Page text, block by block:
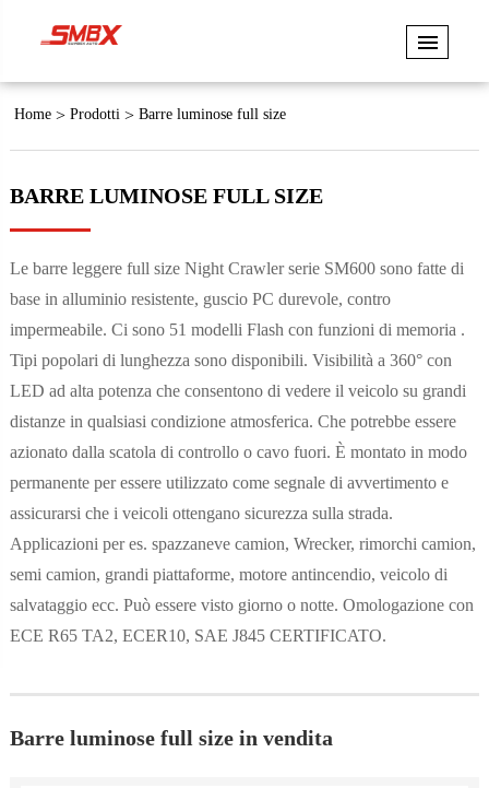
Home Prodotti Barre luminose full size
BARRE LUMINOSE FULL SIZE
Le barre leggere full size Night Crawler serie SM600 sono fatte di
base in alluminio resistente, guscio PC durevole, contro
impermeabile. Ci sono 51 modelli Flash con funzioni di memoria .
Tipi popolari di lunghezza sono disponibili. Visibilità a 360° con
LED ad alta potenza che consentono di vedere il veicolo su grandi
distanze in qualsiasi condizione atmosferica. Che potrebbe essere
azionato dalla scatola di controllo o cavo fuori. È montato in modo
permanente per essere utilizzato come segnale di avvertimento e
assicurarsi che i veicoli ottengano sicurezza sulla strada.
Applicazioni per es. spazzaneve camion, Wrecker, rimorchi camion,
semi camion, grandi piattaforme, motore antincendio, veicolo di
salvataggio ecc. Può essere visto giorno o notte. Omologazione con
ECE R65 TA2, ECER10, SAE J845 CERTIFICATO.
Barre luminose full size in vendita